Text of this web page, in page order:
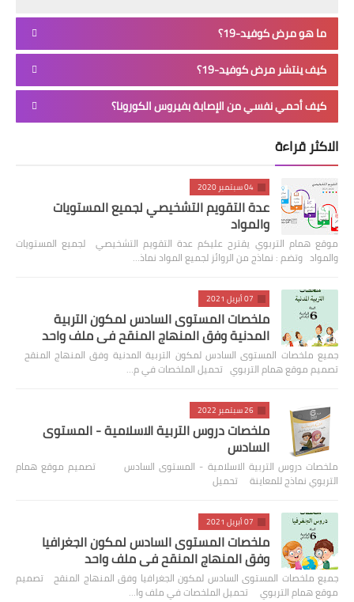
ما هو مرض كوفيد-19؟
كيف ينتشر مرض كوفيد-19؟
كيف أحمي نفسي من الإصابة بفيروس الكورونا؟
الاكثر قراءة
04 سبتمبر 2020
عدة التقويم التشخيصي لجميع المستويات
والمواد
موقع همام التربوي يقترح عليكم عدة التقويم التشخيصي لجميع المستويات
والمواد وتضم : نماذج من الروائز لجميع المواد نماذ…
07 أبريل 2021
ملخصات المستوى السادس لمكون التربية
المدنية وفق المنهاج المنقح في ملف واحد
جميع ملخصات المستوى السادس لمكون التربية المدنية وفق المنهاج المنقح
تصميم موقع همام التربوي تحميل الملخصات في م…
26 سبتمبر 2022
ملخصات دروس التربية الاسلامية - المستوى
السادس
ملخصات دروس التربية الاسلامية - المستوى السادس تصميم موقع همام
التربوي نماذج للمعاينة تحميل
07 أبريل 2021
ملخصات المستوى السادس لمكون الجغرافيا
وفق المنهاج المنقح في ملف واحد
جميع ملخصات المستوى السادس لمكون الجغرافيا وفق المنهاج المنقح تصميم
موقع همام التربوي تحميل الملخصات في ملف وا…